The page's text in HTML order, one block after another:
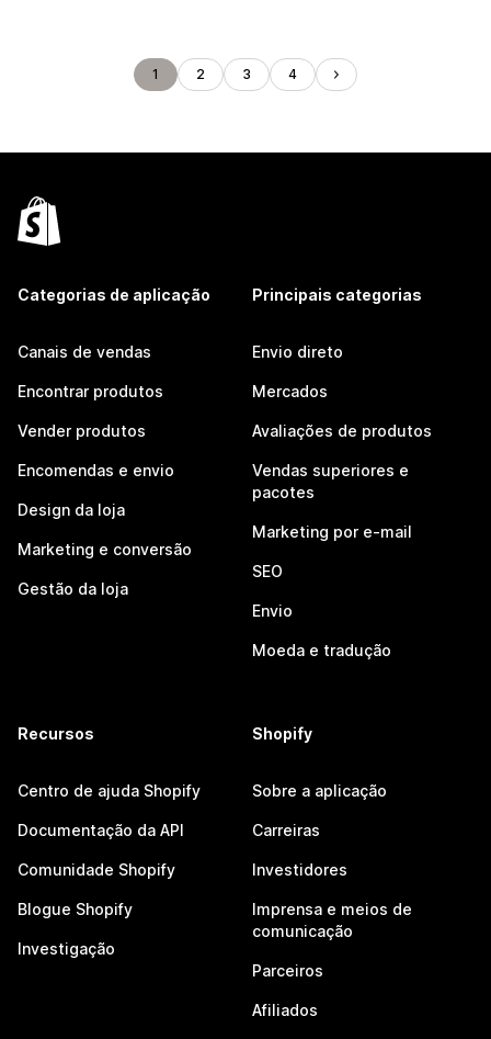
1 2 3 4
Categorias de aplicação
Canais de vendas
Encontrar produtos
Vender produtos
Encomendas e envio
Design da loja
Marketing e conversão
Gestão da loja
Principais categorias
Envio direto
Mercados
Avaliações de produtos
Vendas superiores e
pacotes
Marketing por e-mail
SEO
Envio
Moeda e tradução
Recursos
Centro de ajuda Shopify
Documentação da API
Comunidade Shopify
Blogue Shopify
Investigação
Shopify
Sobre a aplicação
Carreiras
Investidores
Imprensa e meios de
comunicação
Parceiros
Afiliados